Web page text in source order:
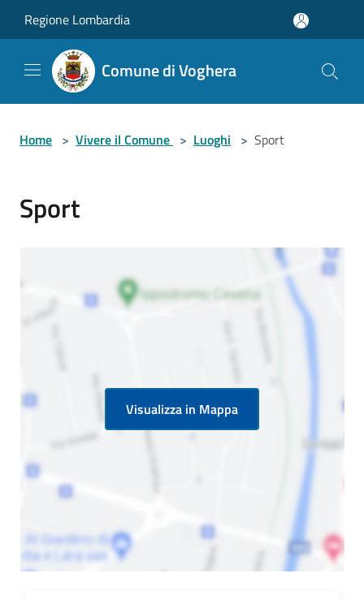
Regione Lombardia
Comune di Voghera
Home > Vivere il Comune > Luoghi > Sport
Sport
Visualizza in Mappa